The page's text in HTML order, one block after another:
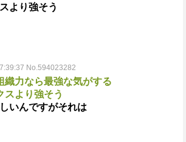
より強そう
No.594023282
織力なら最強な気がする
スより強そう
いんですがそれは